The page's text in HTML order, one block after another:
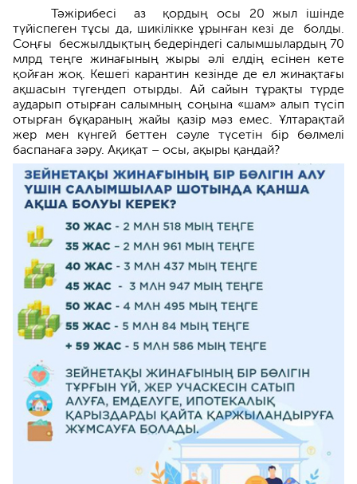
Тәжірибесі аз қордың осы 20 жыл ішінде
түйіспеген тұсы да, шикілікке ұрынған кезі де болды.
Соңғы бесжылдықтың бедеріндегі салымшылардың 70
млрд теңге жинағының жыры әлі елдің есінен кете
қойған жоқ. Кешег­і карантин кезінде де ел жинақтағы
ақшасын түгендеп отырды. Ай сайын тұрақты түрде
аударып отырған салымның соңына «шам» алып түсіп
отырған бұқараның жайы қазір мәз емес. Ұлтарақтай
жер мен күнгей беттен сәуле түсетін бір бөлмелі
баспанаға зәру. Ақиқат – осы, ақыры қандай?